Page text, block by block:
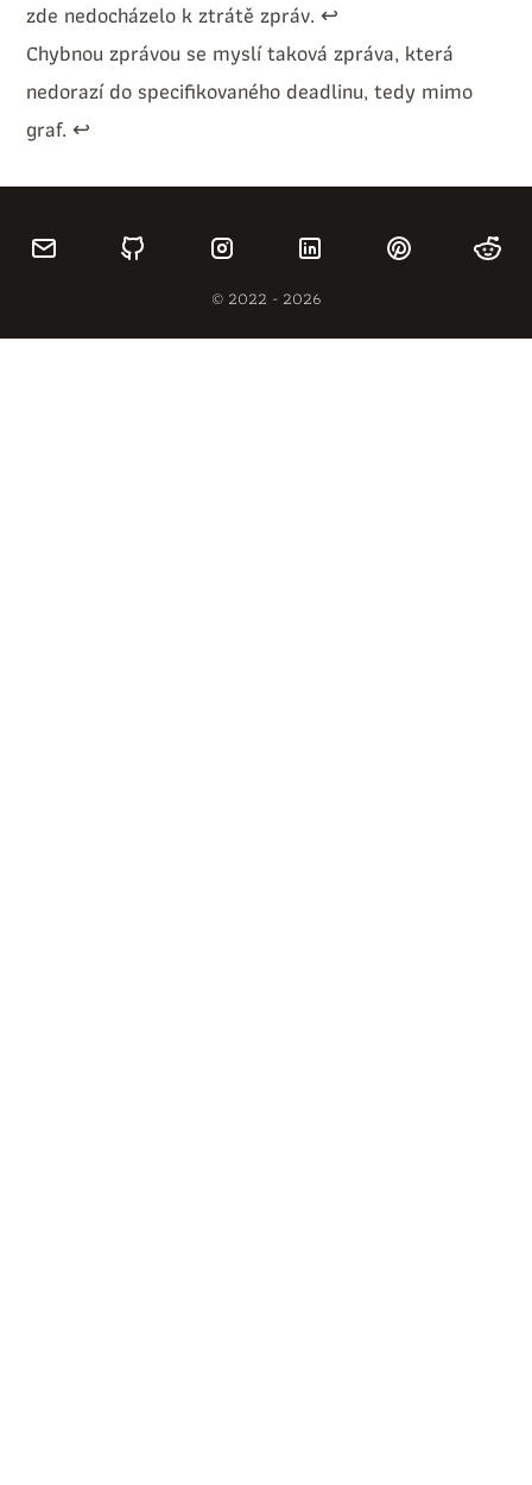
zde nedocházelo k ztrátě zpráv. ↩︎
Chybnou zprávou se myslí taková zpráva, která
nedorazí do specifikovaného deadlinu, tedy mimo
graf. ↩︎
© 2022 - 2026